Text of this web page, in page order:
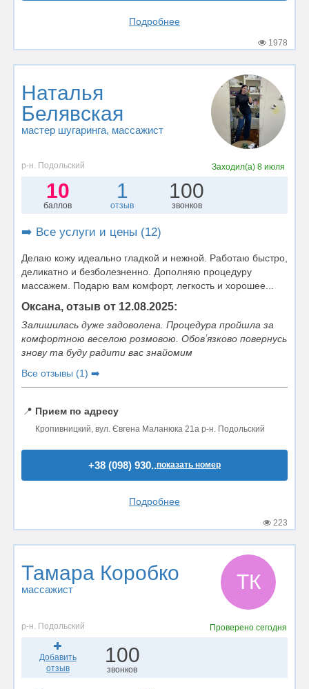
Подробнее
1978
Наталья
Белявская
мастер шугаринга, массажист
р-н. Подольский Заходил(а)8 июля
10
баллов
1
отзыв
100
звонков
➡️ Все услуги и цены (12)
Делаю кожу идеально гладкой и нежной. Работаю быстро,
деликатно и безболезненно. Дополняю процедуру
массажем. Подарю вам комфорт, легкость и хорошее...
Оксана, отзыв от 12.08.2025:
Залишилась дуже задоволена. Процедура пройшла за
комфортною веселою розмовою. Обовʼязково повернусь
знову та буду радити вас знайомим
Все отзывы (1) ➡️
📍 Прием по адресу
Кропивницкий, вул. Євгена Маланюка 21а р-н. Подольский
+38 (098) 930..показать номер
Подробнее
223
Тамара Коробко
массажист ТК
р-н. Подольский Провереносегодня
Добавить
отзыв
100
звонков